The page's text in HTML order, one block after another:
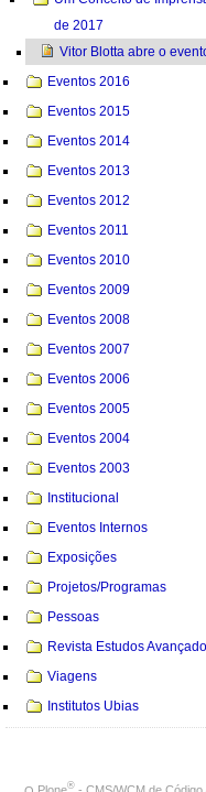
de 2017
Vitor Blotta abre o
Eventos 2016
Eventos 2015
Eventos 2014
Eventos 2013
Eventos 2012
Eventos 2011
Eventos 2010
Eventos 2009
Eventos 2008
Eventos 2007
Eventos 2006
Eventos 2005
Eventos 2004
Eventos 2003
Institucional
Eventos Internos
Exposições
Projetos/Programas
Pessoas
Revista Estudos
Viagens
Institutos Ubias
®